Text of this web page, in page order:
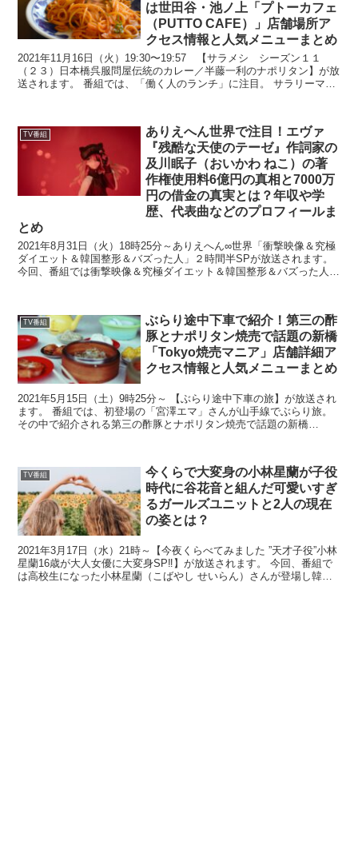
は世田谷・池ノ上「プトーカフェ
（PUTTO CAFE）」店舗場所ア
クセス情報と人気メニューまとめ
2021年11月16日（火）19:30〜19:57 【サラメシ シーズン１１
（２３）日本橋呉服問屋伝統のカレー／半藤一利のナポリタン】が放
送されます。 番組では、「働く人のランチ」に注目。 サラリーマン
TV番組
ありえへん世界で注目！エヴァ
『残酷な天使のテーゼ』作詞家の
及川眠子（おいかわ ねこ）の著
作権使用料6億円の真相と7000万
円の借金の真実とは？年収や学
歴、代表曲などのプロフィールま
とめ
2021年8月31日（火）18時25分～ありえへん∞世界「衝撃映像＆究極
ダイエット＆韓国整形＆バズった人」２時間半SPが放送されます。
今回、番組では衝撃映像＆究極ダイエット＆韓国整形＆バズった人を
TV番組
ぶらり途中下車で紹介！第三の酢
豚とナポリタン焼売で話題の新橋
「Tokyo焼売マニア」店舗詳細ア
クセス情報と人気メニューまとめ
2021年5月15日（土）9時25分～ 【ぶらり途中下車の旅】が放送され
ます。 番組では、初登場の「宮澤エマ」さんが山手線でぶらり旅。
その中で紹介される第三の酢豚とナポリタン焼売で話題の新橋
TV番組
今くらで大変身の小林星蘭が子役
時代に谷花音と組んだ可愛いすぎ
るガールズユニットと2人の現在
の姿とは？
2021年3月17日（水）21時～【今夜くらべてみました ”天才子役”小林
星蘭16歳が大人女優に大変身SP‼】が放送されます。 今回、番組で
は高校生になった小林星蘭（こばやし せいらん）さんが登場し韓国